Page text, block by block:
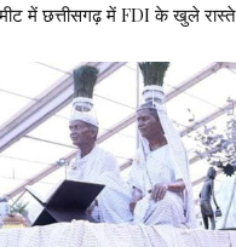
में छत्तीसगढ़ में FDI के खुले रास्ते